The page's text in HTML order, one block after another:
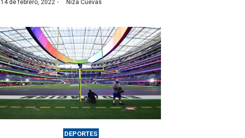
14 de febrero, 2022 · Niza Cuevas
DEPORTES